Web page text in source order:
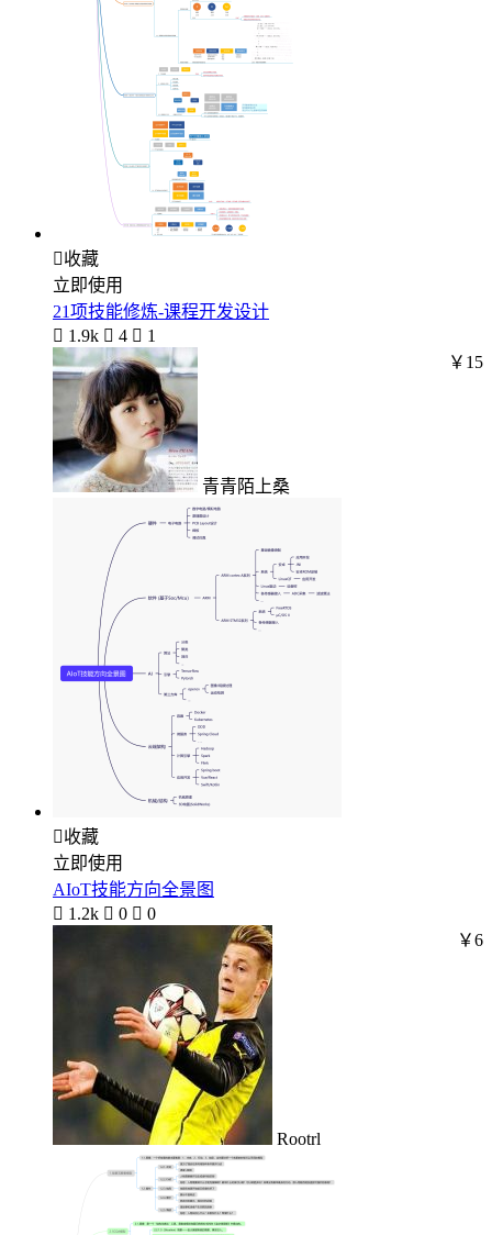
收藏
立即使用
21项技能修炼-课程开发设计
 1.9k  4  1
青青陌上桑
￥15
收藏
立即使用
AIoT技能方向全景图
 1.2k  0  0
Rootrl
￥6